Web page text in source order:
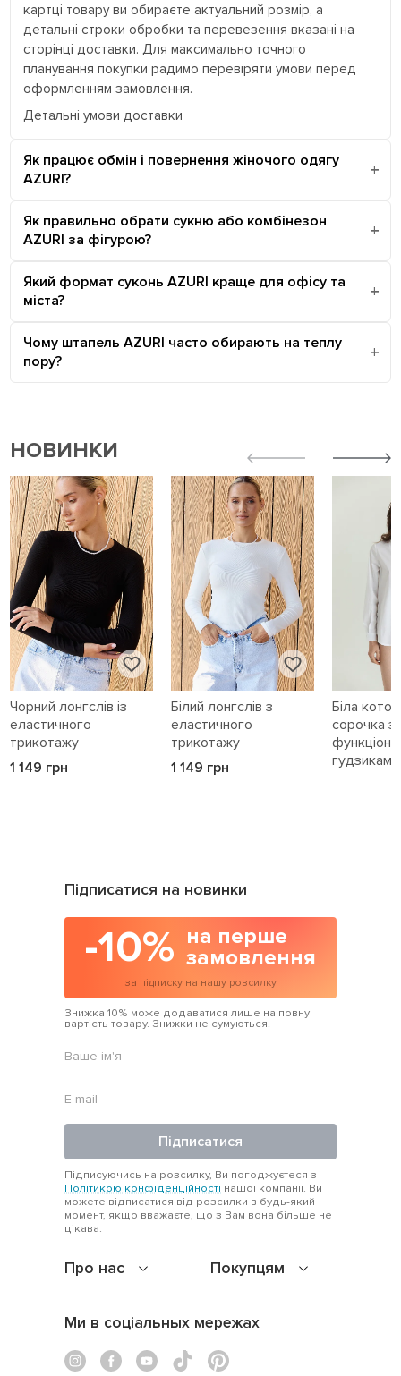
картці товару ви обираєте актуальний розмір, а
детальні строки обробки та перевезення вказані на
сторінці доставки. Для максимально точного
планування покупки радимо перевіряти умови перед
оформленням замовлення.
Детальні умови доставки
Як працює обмін і повернення жіночого одягу
AZURI?
Як правильно обрати сукню або комбінезон
AZURI за фігурою?
Який формат суконь AZURI краще для офісу та
міста?
Чому штапель AZURI часто обирають на теплу
пору?
НОВИНКИ
Чорний лонгслів із
еластичного
трикотажу
1 149 грн
Білий лонгслів з
еластичного
трикотажу
1 149 грн
Біла
сорочка з
гудзиками
Про нас Покупцям
Підписатися на новинки
-10% на перше
замовлення
за підписку на нашу розсилку
Знижка 10% може додаватися лише на повну
вартість товару. Знижки не сумуються.
Підписатися
Підписуючись на розсилку, Ви погоджуєтеся з
Політикою конфіденційності нашої компанії. Ви
можете відписатися від розсилки в будь-який
момент, якщо вважаєте, що з Вам вона більше не
цікава.
Ми в соціальных мережах